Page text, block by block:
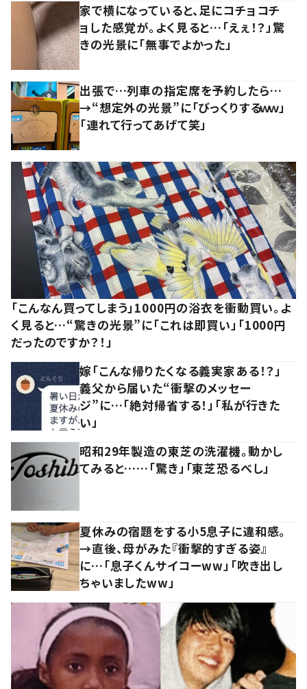
家で横になっていると、足にコチョコチ
ョした感覚が。よく見ると…「えぇ！？」驚
きの光景に「無事でよかった」
出張で…列車の指定席を予約したら…
→“想定外の光景”に「びっくりするｗｗ」
「連れて行ってあげて笑」
「こんなん買ってしまう」1000円の浴衣を衝動買い。よ
く見ると…“驚きの光景”に「これは即買い」「1000円
だったのですか？！」
嫁「こんな帰りたくなる義実家ある！？」
義父から届いた“衝撃のメッセー
ジ”に…「絶対帰省する！」「私が行きた
い」
昭和29年製造の東芝の洗濯機。動かし
てみると……「驚き」「東芝恐るべし」
夏休みの宿題をする小5息子に違和感。
→直後、母がみた『衝撃的すぎる姿』
に…「息子くんサイコーww」「吹き出し
ちゃいましたww」